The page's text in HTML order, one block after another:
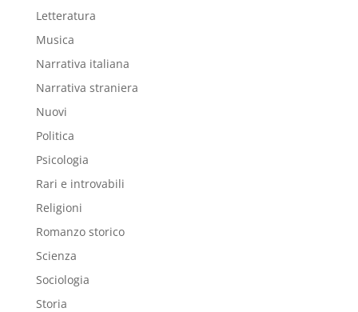
Letteratura
Musica
Narrativa italiana
Narrativa straniera
Nuovi
Politica
Psicologia
Rari e introvabili
Religioni
Romanzo storico
Scienza
Sociologia
Storia